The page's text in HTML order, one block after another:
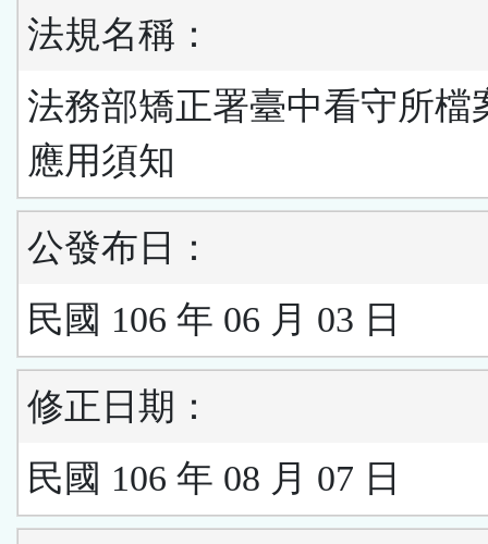
法規名稱：
法務部矯正署臺中看守所檔
應用須知
公發布日：
民國 106 年 06 月 03 日
修正日期：
民國 106 年 08 月 07 日